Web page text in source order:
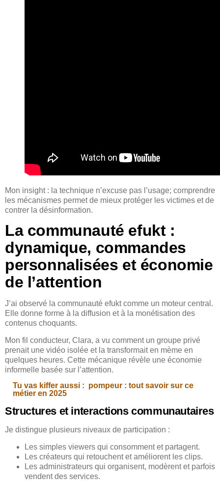
Mon insight : la technique n’excuse pas l’usage; comprendre
les mécanismes permet de mieux protéger les victimes et de
contrer la désinformation.
La communauté efukt :
dynamique, commandes
personnalisées et économie
de l’attention
J’ai observé la communauté efukt comme un moteur central.
Elle donne forme à la diffusion et à la monétisation des
contenus choquants.
Mon fil conducteur, Clara, a vu comment un groupe privé
prenait une vidéo isolée et la transformait en mème en
quelques heures. Cette mécanique révèle une économie
informelle basée sur l’attention.
Tu vas kiffer aussi : pompeur : tout savoir sur ce
métier en 2025
Structures et interactions communautaires
Je distingue plusieurs niveaux de participation :
Les simples viewers qui consomment et partagent.
Les créateurs qui retouchent et améliorent les clips.
Les administrateurs qui organisent, modèrent et parfois
vendent des services.